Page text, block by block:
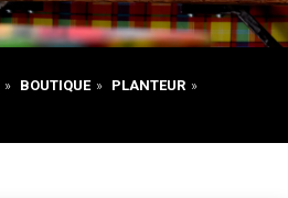
» BOUTIQUE » PLANTEUR »